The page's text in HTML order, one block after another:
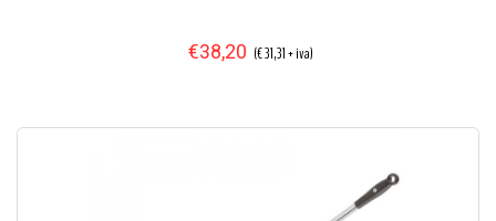
€38,20 (€ 31,31 + iva)